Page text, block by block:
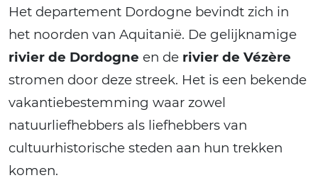
Het departement Dordogne bevindt zich in
het noorden van Aquitanië. De gelijknamige
rivier de Dordogne en de rivier de Vézère
stromen door deze streek. Het is een bekende
vakantiebestemming waar zowel
natuurliefhebbers als liefhebbers van
cultuurhistorische steden aan hun trekken
komen.